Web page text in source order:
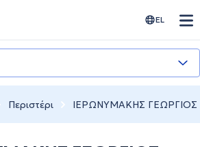
EL
Περιστέρι ΙΕΡΩΝΥΜΑΚΗΣ ΓΕΩΡΓΙΟΣ